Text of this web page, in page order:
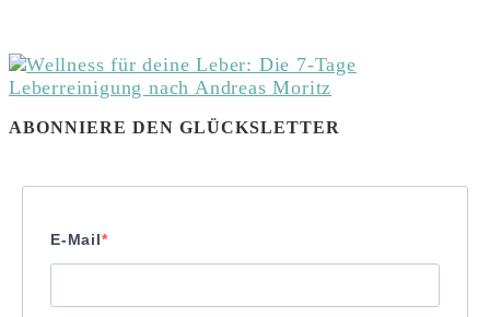
ABONNIERE DEN GLÜCKSLETTER
E-Mail